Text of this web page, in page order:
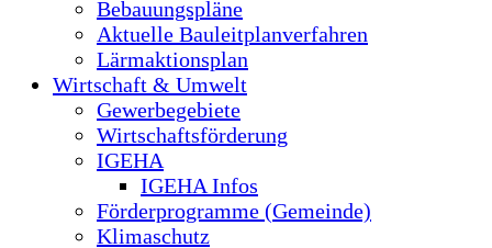
Bebauungspläne
Aktuelle Bauleitplanverfahren
Lärmaktionsplan
Wirtschaft & Umwelt
Gewerbegebiete
Wirtschaftsförderung
IGEHA
IGEHA Infos
Förderprogramme (Gemeinde)
Klimaschutz